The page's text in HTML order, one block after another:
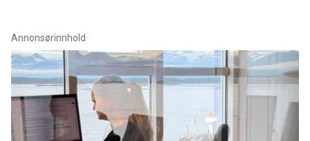
Annonsørinnhold